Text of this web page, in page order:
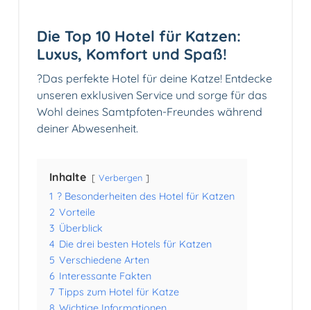
Die Top 10 Hotel für Katzen:
Luxus, Komfort und Spaß!
?Das perfekte Hotel für deine Katze! Entdecke
unseren exklusiven Service und sorge für das
Wohl deines Samtpfoten-Freundes während
deiner Abwesenheit.
Inhalte Verbergen
1 ? Besonderheiten des Hotel für Katzen
2 Vorteile
3 Überblick
4 Die drei besten Hotels für Katzen
5 Verschiedene Arten
6 Interessante Fakten
7 Tipps zum Hotel für Katze